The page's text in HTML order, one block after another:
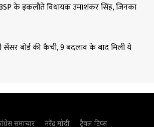
के इकलौते विधायक उमाशंकर सिंह, जिनका
बोर्ड की कैंची, 9 बदलाव के बाद मिली ये
समाचार नरेंद्र मोदी
ट्रैवल टिप्स